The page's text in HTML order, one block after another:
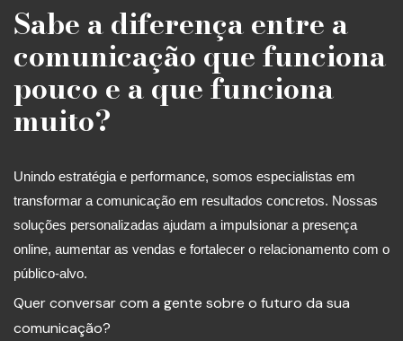
Sabe a diferença entre a
comunicação que funciona
pouco e a que funciona
muito?
Unindo estratégia e performance, somos especialistas em
transformar a comunicação em resultados concretos. Nossas
soluções personalizadas ajudam a impulsionar a presença
online, aumentar as vendas e fortalecer o relacionamento com o
público-alvo.
Quer conversar com a gente sobre o futuro da sua
comunicação?